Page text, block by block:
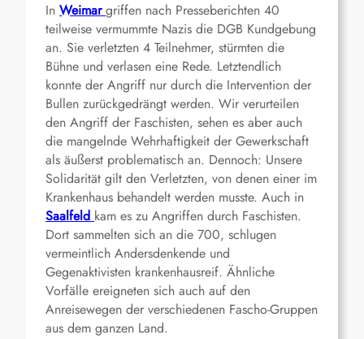
In Weimar griffen nach Presseberichten 40
teilweise vermummte Nazis die DGB Kundgebung
an. Sie verletzten 4 Teilnehmer, stürmten die
Bühne und verlasen eine Rede. Letztendlich
konnte der Angriff nur durch die Intervention der
Bullen zurückgedrängt werden. Wir verurteilen
den Angriff der Faschisten, sehen es aber auch
die mangelnde Wehrhaftigkeit der Gewerkschaft
als äußerst problematisch an. Dennoch: Unsere
Solidarität gilt den Verletzten, von denen einer im
Krankenhaus behandelt werden musste. Auch in
Saalfeld kam es zu Angriffen durch Faschisten.
Dort sammelten sich an die 700, schlugen
vermeintlich Andersdenkende und
Gegenaktivisten krankenhausreif. Ähnliche
Vorfälle ereigneten sich auch auf den
Anreisewegen der verschiedenen Fascho-Gruppen
aus dem ganzen Land.